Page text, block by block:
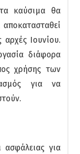
καύσιμα θα
αποκατασταθεί
Ιουνίου.
διάφορα
χρήσης των
για να
ασφάλειας για